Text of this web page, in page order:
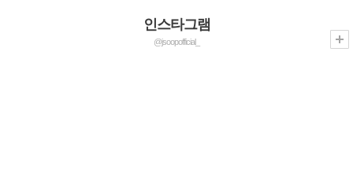
인스타그램
@jsoopofficial_